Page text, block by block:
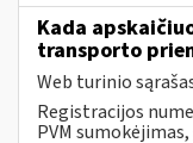
Kada
transporto
Web turinio
Registracijos
PVM